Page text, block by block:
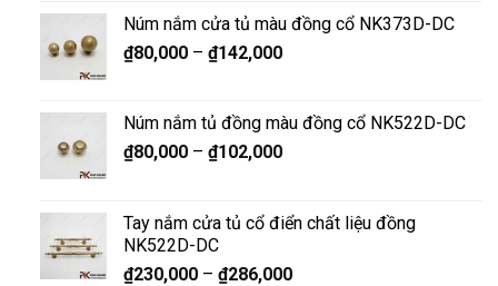
Núm nắm cửa tủ màu đồng cổ NK373D-DC
₫80,000– ₫142,000
Núm nắm tủ đồng màu đồng cổ NK522D-DC
₫80,000– ₫102,000
Tay nắm cửa tủ cổ điển chất liệu đồng
NK522D-DC
₫230,000– ₫286,000